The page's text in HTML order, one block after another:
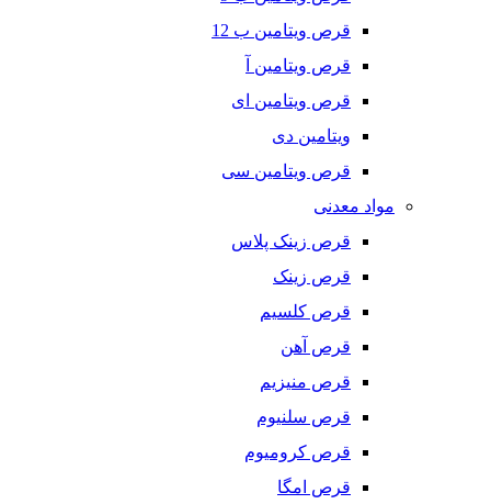
قرص ویتامین ب 12
قرص ویتامین آ
قرص ویتامین ای
ویتامین دی
قرص ویتامین سی
مواد معدنی
قرص زینک پلاس
قرص زینک
قرص کلسیم
قرص آهن
قرص منیزیم
قرص سلنیوم
قرص کرومیوم
قرص امگا